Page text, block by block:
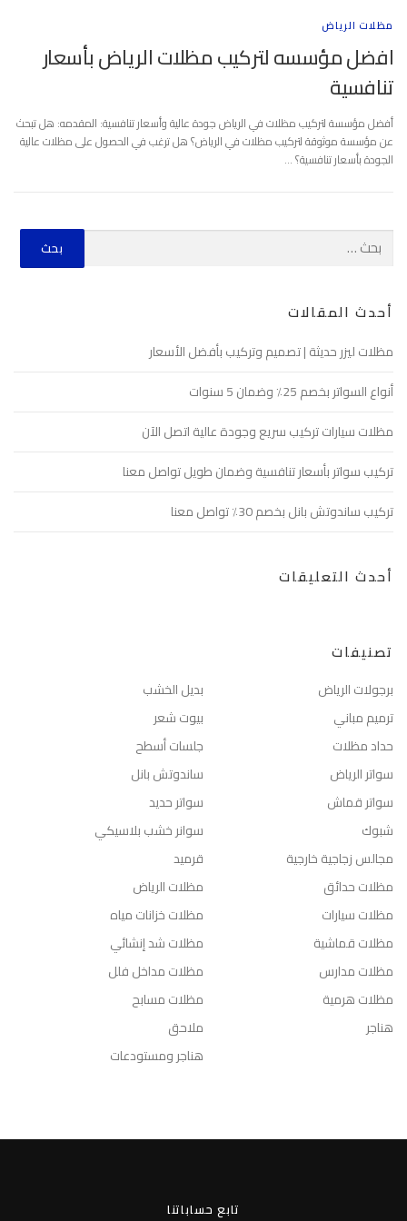
مظلات الرياض
افضل مؤسسه لتركيب مظلات الرياض بأسعار
تنافسية
أفضل مؤسسة لتركيب مظلات في الرياض جودة عالية وأسعار تنافسية: المقدمه: هل تبحث
عن مؤسسة موثوقة لتركيب مظلات في الرياض؟ هل ترغب في الحصول على مظلات عالية
الجودة بأسعار تنافسية؟ …
أحدث المقالات
مظلات ليزر حديثة | تصميم وتركيب بأفضل الأسعار
أنواع السواتر بخصم 25٪ وضمان 5 سنوات
مظلات سيارات تركيب سريع وجودة عالية اتصل الآن
تركيب سواتر بأسعار تنافسية وضمان طويل تواصل معنا
تركيب ساندوتش بانل بخصم 30٪ تواصل معنا
أحدث التعليقات
تصنيفات
بديل الخشب
برجولات الرياض
بيوت شعر
ترميم مباني
جلسات أسطح
حداد مظلات
ساندوتش بانل
سواتر الرياض
سواتر حديد
سواتر قماش
سوانر خشب بلاسيكي
شبوك
قرميد
مجالس زجاجية خارجية
مظلات الرياض
مظلات حدائق
مظلات خزانات مياه
مظلات سيارات
مظلات شد إنشائي
مظلات قماشية
مظلات مداخل فلل
مظلات مدارس
مظلات مسابح
مظلات هرمية
ملاحق
هناجر
هناجر ومستودعات
تابع حساباتنا